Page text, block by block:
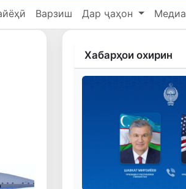
Варзиш Дар ҷаҳон Медиа
Хабарҳои охирин